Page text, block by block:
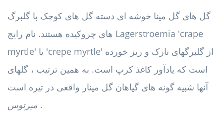
گل های گل مینا خوشه ای دسته گل های کوچک با گلبرگ
های چروکیده هستند. نام رایج Lagerstroemia 'crape
myrtle' یا 'crepe myrtle' از گلبرگهای نازک و ریز خورده
است که یادآور کاغذ کرپ است. به همین ترتیب ، گلهای
آنها شبیه گونه های گیاهان گل مینار واقعی در تیره است
میرتوس .